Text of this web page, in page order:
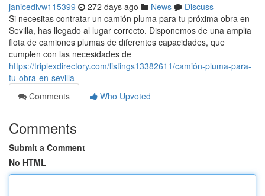
janicedivw115399 272 days ago News
Discuss
Si necesitas contratar un camión pluma para tu próxima obra en
Sevilla, has llegado al lugar correcto. Disponemos de una amplia
flota de camiones plumas de diferentes capacidades, que
cumplen con las necesidades de
https://triplexdirectory.com/listings13382611/camión-pluma-para-
tu-obra-en-sevilla
Comments
Who Upvoted
Comments
Submit a Comment
No HTML